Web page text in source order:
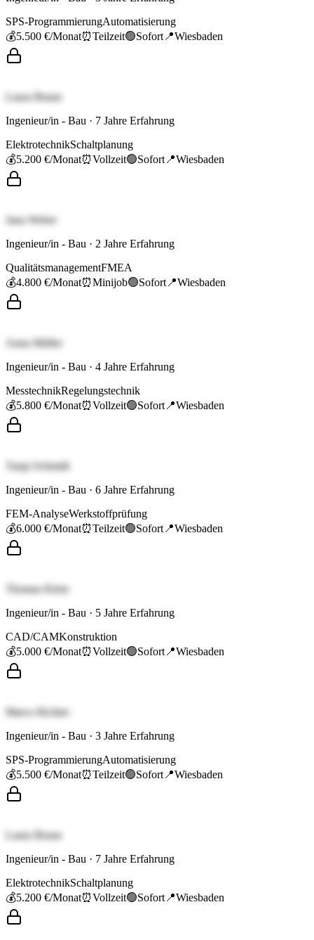
SPS-ProgrammierungAutomatisierung
💰5.500 €/Monat⏰Teilzeit🟢Sofort 📍Wiesbaden
Laura Braun
Ingenieur/in - Bau · 7 Jahre Erfahrung
ElektrotechnikSchaltplanung
💰5.200 €/Monat⏰Vollzeit🟢Sofort 📍Wiesbaden
Jana Weber
Ingenieur/in - Bau · 2 Jahre Erfahrung
QualitätsmanagementFMEA
💰4.800 €/Monat⏰Minijob🟢Sofort 📍Wiesbaden
Anna Müller
Ingenieur/in - Bau · 4 Jahre Erfahrung
MesstechnikRegelungstechnik
💰5.800 €/Monat⏰Vollzeit🟢Sofort 📍Wiesbaden
Tanja Schmidt
Ingenieur/in - Bau · 6 Jahre Erfahrung
FEM-AnalyseWerkstoffprüfung
💰6.000 €/Monat⏰Teilzeit🟢Sofort 📍Wiesbaden
Thomas Klein
Ingenieur/in - Bau · 5 Jahre Erfahrung
CAD/CAMKonstruktion
💰5.000 €/Monat⏰Vollzeit🟢Sofort 📍Wiesbaden
Marco Richter
Ingenieur/in - Bau · 3 Jahre Erfahrung
SPS-ProgrammierungAutomatisierung
💰5.500 €/Monat⏰Teilzeit🟢Sofort 📍Wiesbaden
Laura Braun
Ingenieur/in - Bau · 7 Jahre Erfahrung
ElektrotechnikSchaltplanung
💰5.200 €/Monat⏰Vollzeit🟢Sofort 📍Wiesbaden